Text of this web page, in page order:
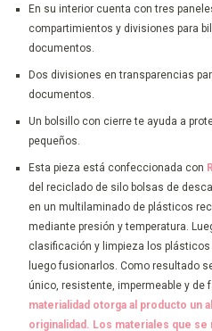
En su interior cuenta con tres
compartimientos y divisiones para
documentos.
Dos divisiones en transparencias
documentos.
Un bolsillo con cierre te ayuda a
pequeños.
Esta pieza está confeccionada con
del reciclado de silo bolsas de
en un multilaminado de plásticos
mediante presión y temperatura.
clasificación y limpieza los
luego fusionarlos. Como resultado
único, resistente, impermeable y de
materialidad otorga al producto un
originalidad. Los materiales que